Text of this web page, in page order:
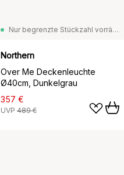
Nur begrenzte Stückzahl vorrätig
Northern
Over Me Deckenleuchte
Ø40cm, Dunkelgrau
357 €
UVP 489 €